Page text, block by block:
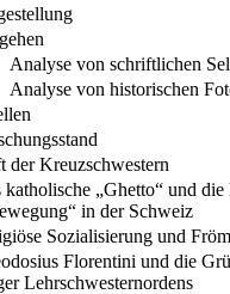
Analyse von schriftlichen
Analyse von historischen
Kreuzschwestern
„Ghetto“ und die
in der Schweiz
Sozialisierung und
Florentini und die
Lehrschwesternordens